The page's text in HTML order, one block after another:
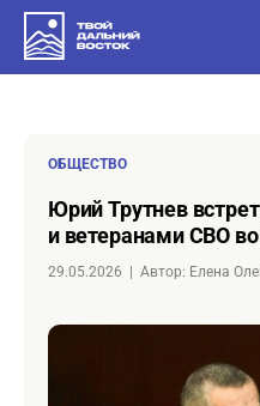
ОБЩЕСТВО
Юрий Трутнев встретился с молодёжью
и ветеранами СВО
29.05.2026 Автор: Елена